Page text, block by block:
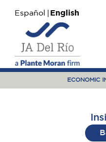
Español English
ECONOMIC